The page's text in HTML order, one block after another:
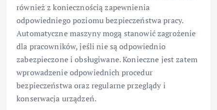
również z koniecznością zapewnienia
odpowiedniego poziomu bezpieczeństwa pracy.
Automatyczne maszyny mogą stanowić zagrożenie
dla pracowników, jeśli nie są odpowiednio
zabezpieczone i obsługiwane. Konieczne jest zatem
wprowadzenie odpowiednich procedur
bezpieczeństwa oraz regularne przeglądy i
konserwacja urządzeń.